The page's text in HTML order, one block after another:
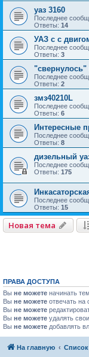
уаз 3160
Последнее
Ответы: 14
УАЗ с с
Последнее
Ответы: 3
"свернулось"
Последнее
Ответы: 2
змз40210L
Последнее
Ответы: 6
Интересные
Последнее
Ответы: 8
дизельный
Последнее
Ответы: 175
Последнее
Ответы: 15
Новая тема
ПРАВА ДОСТУПА
Вы не можете начинать
Вы не можете отвечать на
Вы не можете
Вы не можете удалять
Вы не можете добавлять
На главную